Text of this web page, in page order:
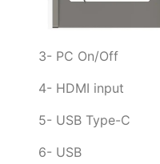
3- PC On/Off
4- HDMI input
5- USB Type-C
6- USB